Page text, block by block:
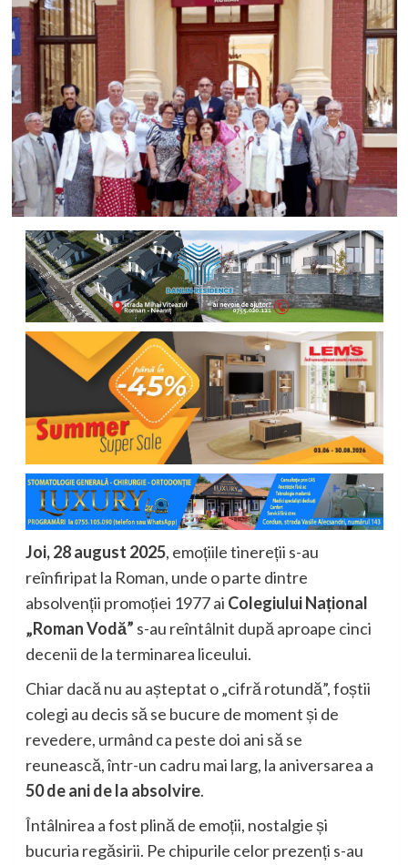
Joi, 28 august 2025, emoțiile tinereții s-au
reînfiripat la Roman, unde o parte dintre
absolvenții promoției 1977 ai Colegiului Național
„Roman Vodă” s-au reîntâlnit după aproape cinci
decenii de la terminarea liceului.
Chiar dacă nu au așteptat o „cifră rotundă”, foștii
colegi au decis să se bucure de moment și de
revedere, urmând ca peste doi ani să se
reunească, într-un cadru mai larg, la aniversarea a
50 de ani de la absolvire.
Întâlnirea a fost plină de emoții, nostalgie și
bucuria regăsirii. Pe chipurile celor prezenți s-au